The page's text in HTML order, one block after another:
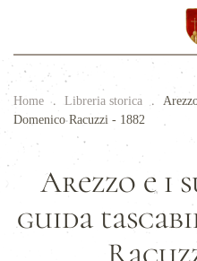
Home Libreria storica
Domenico Racuzzi - 1882
Arezzo e i
guida